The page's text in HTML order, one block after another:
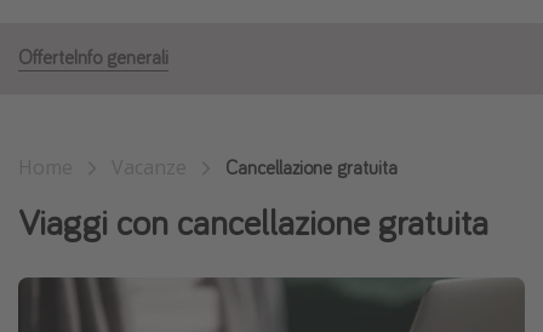
Vacanze estate 2026
Vacanze al mare
OfferteInfo generali
Cancellazione gratuita
Viaggi con cancellazione gratuita